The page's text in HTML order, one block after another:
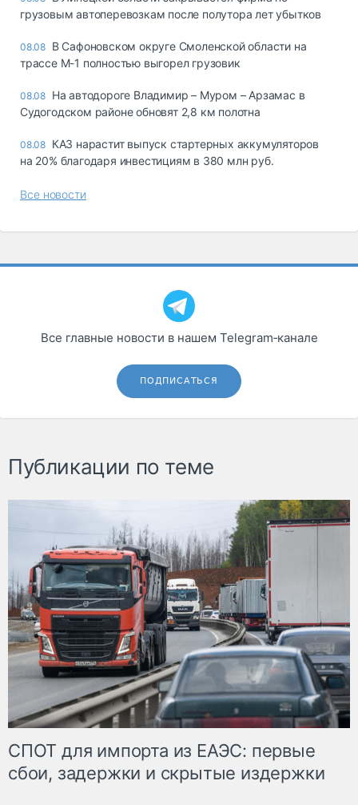
грузовым автоперевозкам после полутора лет убытков
08.08 В Сафоновском округе Смоленской области на
трассе М-1 полностью выгорел грузовик
08.08 На автодороге Владимир – Муром – Арзамас в
Судогодском районе обновят 2,8 км полотна
08.08 КАЗ нарастит выпуск стартерных аккумуляторов
на 20% благодаря инвестициям в 380 млн руб.
Все новости
Все главные новости в нашем Telegram‑канале
ПОДПИСАТЬСЯ
Публикации по теме
СПОТ для импорта из ЕАЭС: первые
сбои, задержки и скрытые издержки